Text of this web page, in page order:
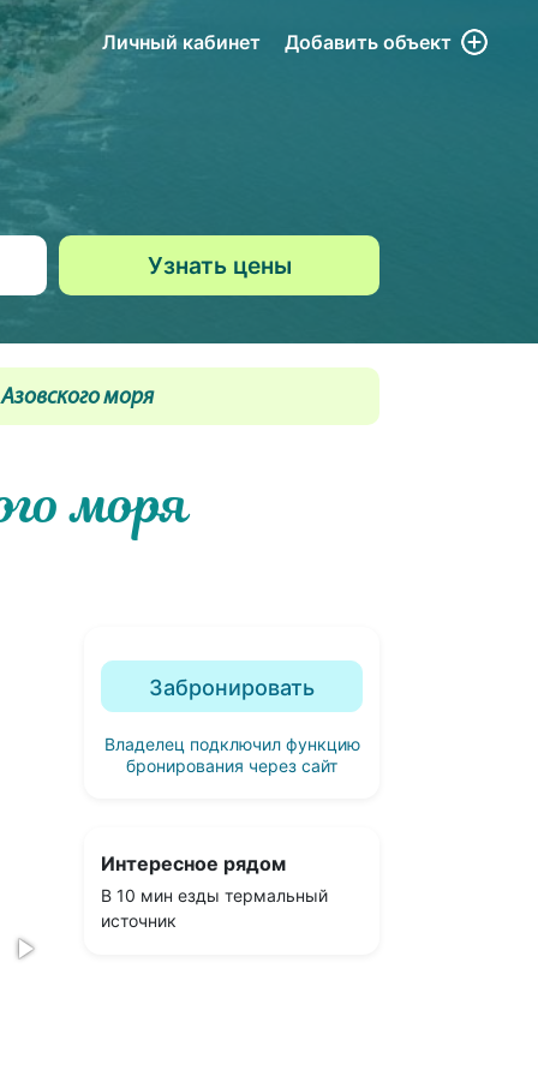
Личный кабинет Добавить объект
моря
моря
Забронировать
Владелец подключил функцию
бронирования через сайт
Интересное рядом
В 10 мин езды термальный
источник